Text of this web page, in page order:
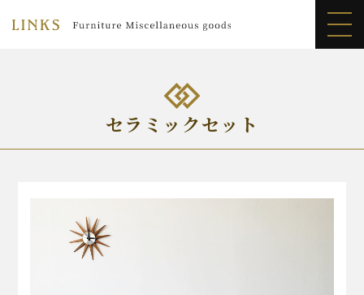
LINKS> 商品紹介> セラミックセット>ダイニングテーブル3点
セラミックセット